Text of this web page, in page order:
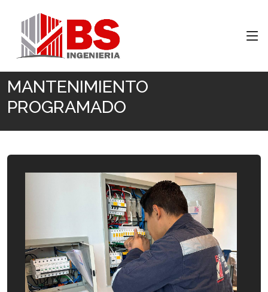
MANTENIMIENTO
PROGRAMADO